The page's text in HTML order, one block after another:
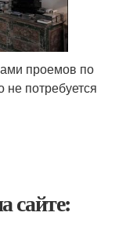
проемов по
потребуется
сайте: